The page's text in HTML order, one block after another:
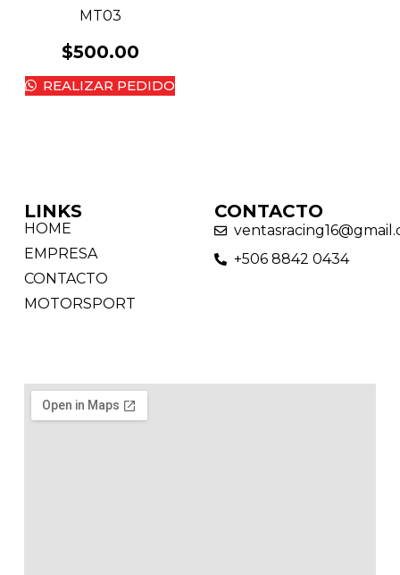
MT03
$500.00
REALIZAR PEDIDO
LINKS
HOME
EMPRESA
CONTACTO
MOTORSPORT
CONTACTO
+506 8842 0434